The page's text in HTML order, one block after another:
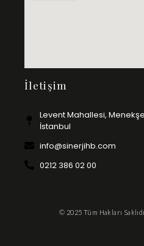
İletişim
Levent Mahallesi,
İstanbul
info@sinerjihb.com
0212 386 02 00
© 2025 Tüm Hakları